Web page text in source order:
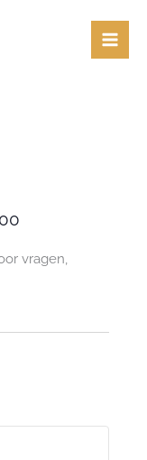
vragen,